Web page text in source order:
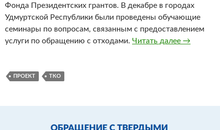
Фонда Президентских грантов. В декабре в городах
Удмуртской Республики были проведены обучающие
семинары по вопросам, связанным с предоставлением
услуги по обращению с отходами. Читать далее Жители
→
ПРОЕКТ ТКО